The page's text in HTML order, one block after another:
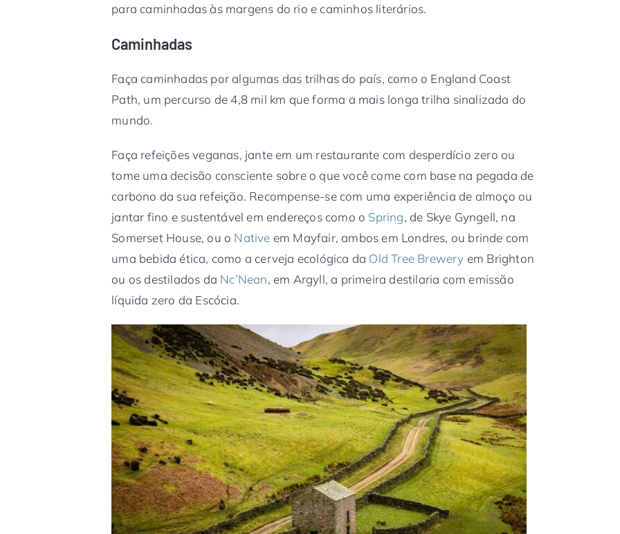
para caminhadas às margens do rio e caminhos literários.
Caminhadas
Faça caminhadas por algumas das trilhas do país, como o England Coast
Path, um percurso de 4,8 mil km que forma a mais longa trilha sinalizada do
mundo.
Faça refeições veganas, jante em um restaurante com desperdício zero ou
tome uma decisão consciente sobre o que você come com base na pegada de
carbono da sua refeição. Recompense-se com uma experiência de almoço ou
jantar fino e sustentável em endereços como o Spring, de Skye Gyngell, na
Somerset House, ou o Native em Mayfair, ambos em Londres, ou brinde com
uma bebida ética, como a cerveja ecológica da Old Tree Brewery em Brighton
ou os destilados da Nc’Nean, em Argyll, a primeira destilaria com emissão
líquida zero da Escócia.